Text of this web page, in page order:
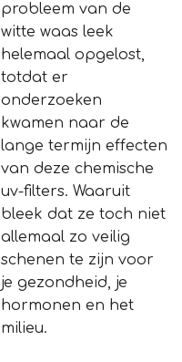
probleem van de
witte waas leek
helemaal opgelost,
totdat er
onderzoeken
kwamen naar de
lange termijn effecten
van deze chemische
uv-filters. Waaruit
bleek dat ze toch niet
allemaal zo veilig
schenen te zijn voor
je gezondheid, je
hormonen en het
milieu.